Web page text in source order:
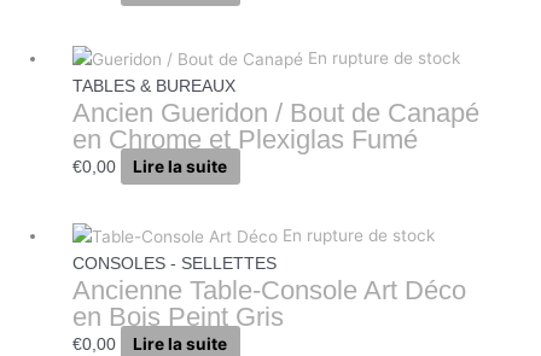
En rupture de stock
TABLES & BUREAUX
Ancien Gueridon / Bout de Canapé
en Chrome et Plexiglas Fumé
€0,00 Lire la suite
En rupture de stock
CONSOLES - SELLETTES
Ancienne Table-Console Art Déco
en Bois Peint Gris
€0,00 Lire la suite